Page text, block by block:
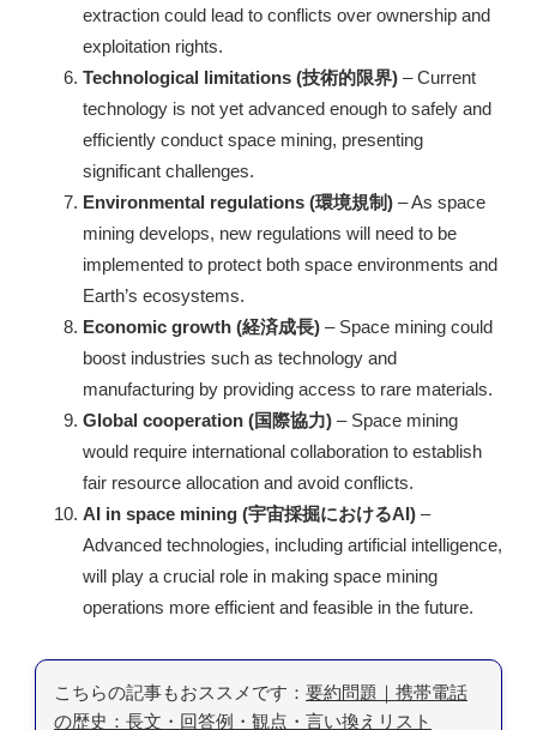
extraction could lead to conflicts over ownership and
exploitation rights.
Technological limitations (技術的限界) – Current
technology is not yet advanced enough to safely and
efficiently conduct space mining, presenting
significant challenges.
Environmental regulations (環境規制) – As space
mining develops, new regulations will need to be
implemented to protect both space environments and
Earth’s ecosystems.
Economic growth (経済成長) – Space mining could
boost industries such as technology and
manufacturing by providing access to rare materials.
Global cooperation (国際協力) – Space mining
would require international collaboration to establish
fair resource allocation and avoid conflicts.
AI in space mining (宇宙採掘におけるAI) –
Advanced technologies, including artificial intelligence,
will play a crucial role in making space mining
operations more efficient and feasible in the future.
こちらの記事もおススメです： 要約問題｜携帯電話
の歴史：長文・回答例・観点・言い換えリスト